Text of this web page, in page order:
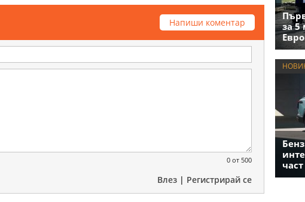
Напиши коментар
0 от 500
Влез | Регистрирай се
за 5
част